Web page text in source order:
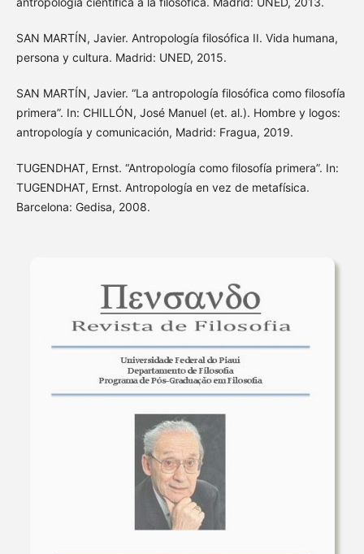
SAN MARTÍN, Javier. Antropología filosófica II. Vida humana,
persona y cultura. Madrid: UNED, 2015.
SAN MARTÍN, Javier. “La antropología filosófica como filosofía
primera”. In: CHILLÓN, José Manuel (et. al.). Hombre y logos:
antropología y comunicación, Madrid: Fragua, 2019.
TUGENDHAT, Ernst. “Antropología como filosofía primera”. In:
TUGENDHAT, Ernst. Antropología en vez de metafísica.
Barcelona: Gedisa, 2008.